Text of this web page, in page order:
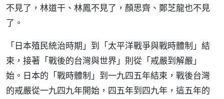
不見了，林道干、林鳳不見了，顏思齊、鄭芝龍也不見
了。
「日本殖民統治時期」到「太平洋戰爭與戰時體制」結
束，接著「戰後的台灣與世界」則從「戒嚴到解嚴」
始。日本的「戰時體制」到一九四五年結束，戰後台灣
的戒嚴從一九四九年開始，四五年到四九年，這五年的